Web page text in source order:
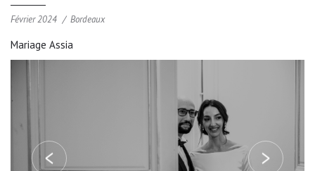
Février 2024 Bordeaux
Mariage Assia